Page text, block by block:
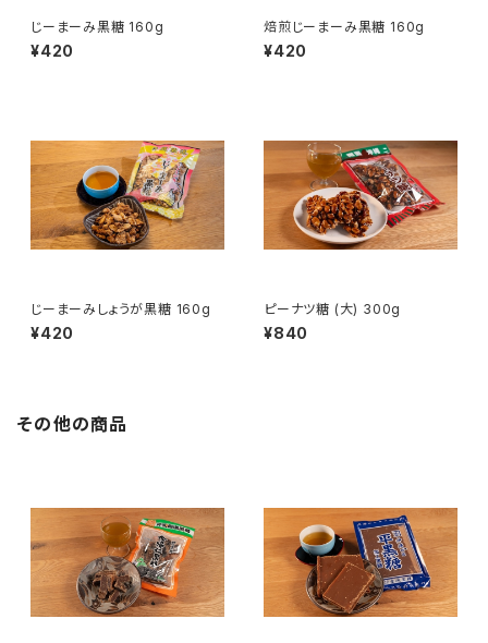
じーまーみ黒糖 160g
¥420
焙煎じーまーみ黒糖 160g
¥420
じーまーみしょうが黒糖 160g
¥420
ピーナツ糖 (大) 300g
¥840
その他の商品